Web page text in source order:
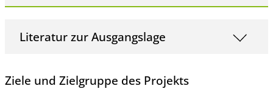
Literatur zur Ausgangslage
Ziele und Zielgruppe des Projekts